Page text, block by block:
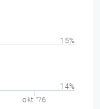
okt "76
14%
15%